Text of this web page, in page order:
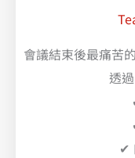
會議結束後最痛苦
透
✔